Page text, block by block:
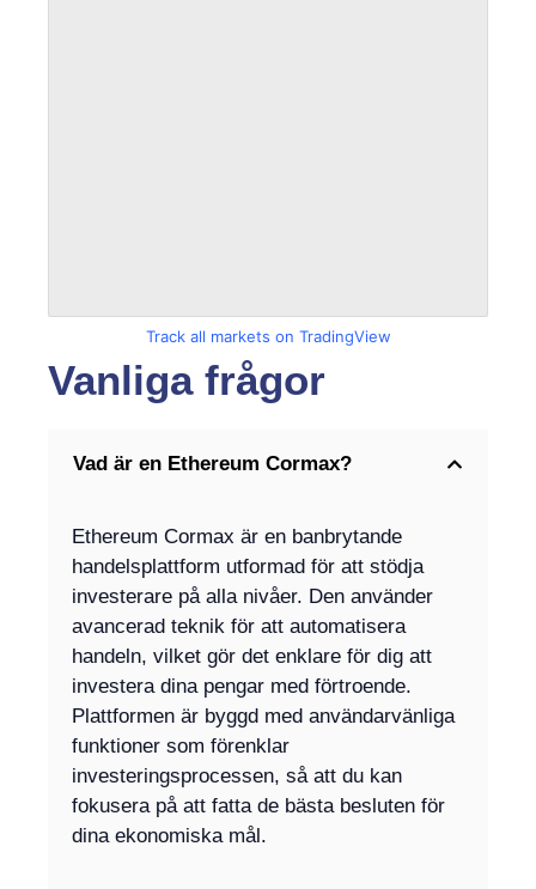
Track all markets on TradingView
Vanliga frågor
Vad är en Ethereum Cormax?
Ethereum Cormax är en banbrytande
handelsplattform utformad för att stödja
investerare på alla nivåer. Den använder
avancerad teknik för att automatisera
handeln, vilket gör det enklare för dig att
investera dina pengar med förtroende.
Plattformen är byggd med användarvänliga
funktioner som förenklar
investeringsprocessen, så att du kan
fokusera på att fatta de bästa besluten för
dina ekonomiska mål.